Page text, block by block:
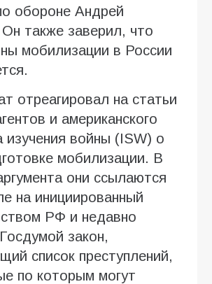
обороне Андрей
Он также заверил, что
мобилизации в России
отреагировал на статьи
и американского
изучения войны (ISW) о
мобилизации. В
они ссылаются
на инициированный
РФ и недавно
закон,
список преступлений,
по которым могут